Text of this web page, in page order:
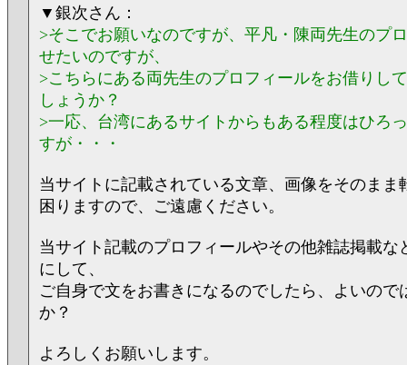
▼銀次さん：
>そこでお願いなのですが、平凡・陳両先生のプ
せたいのですが、
>こちらにある両先生のプロフィールをお借りし
しょうか？
>一応、台湾にあるサイトからもある程度はひろ
すが・・・
当サイトに記載されている文章、画像をそのまま
困りますので、ご遠慮ください。
当サイト記載のプロフィールやその他雑誌掲載な
にして、
ご自身で文をお書きになるのでしたら、よいので
か？
よろしくお願いします。